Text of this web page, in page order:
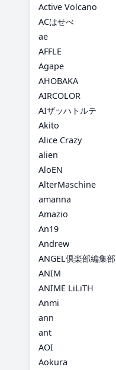
Active Volcano
ACはせべ
ae
AFFLE
Agape
AHOBAKA
AIRCOLOR
AIザッハトルテ
Akito
Alice Crazy
alien
AloEN
AlterMaschine
amanna
Amazio
An19
Andrew
ANGEL倶楽部編集部
ANIM
ANIME LiLiTH
Anmi
ann
ant
AOI
Aokura